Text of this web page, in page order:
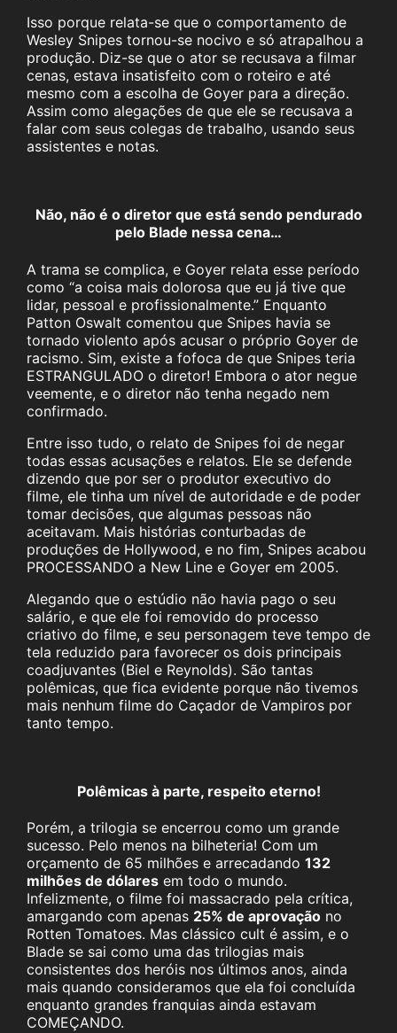
Isso porque relata-se que o comportamento de
Wesley Snipes tornou-se nocivo e só atrapalhou a
produção. Diz-se que o ator se recusava a filmar
cenas, estava insatisfeito com o roteiro e até
mesmo com a escolha de Goyer para a direção.
Assim como alegações de que ele se recusava a
falar com seus colegas de trabalho, usando seus
assistentes e notas.
Não, não é o diretor que está sendo pendurado
pelo Blade nessa cena…
A trama se complica, e Goyer relata esse período
como “a coisa mais dolorosa que eu já tive que
lidar, pessoal e profissionalmente.” Enquanto
Patton Oswalt comentou que Snipes havia se
tornado violento após acusar o próprio Goyer de
racismo. Sim, existe a fofoca de que Snipes teria
ESTRANGULADO o diretor! Embora o ator negue
veemente, e o diretor não tenha negado nem
confirmado.
Entre isso tudo, o relato de Snipes foi de negar
todas essas acusações e relatos. Ele se defende
dizendo que por ser o produtor executivo do
filme, ele tinha um nível de autoridade e de poder
tomar decisões, que algumas pessoas não
aceitavam. Mais histórias conturbadas de
produções de Hollywood, e no fim, Snipes acabou
PROCESSANDO a New Line e Goyer em 2005.
Alegando que o estúdio não havia pago o seu
salário, e que ele foi removido do processo
criativo do filme, e seu personagem teve tempo de
tela reduzido para favorecer os dois principais
coadjuvantes (Biel e Reynolds). São tantas
polêmicas, que fica evidente porque não tivemos
mais nenhum filme do Caçador de Vampiros por
tanto tempo.
Polêmicas à parte, respeito eterno!
Porém, a trilogia se encerrou como um grande
sucesso. Pelo menos na bilheteria! Com um
orçamento de 65 milhões e arrecadando 132
milhões de dólares em todo o mundo.
Infelizmente, o filme foi massacrado pela crítica,
amargando com apenas 25% de aprovação no
Rotten Tomatoes. Mas clássico cult é assim, e o
Blade se sai como uma das trilogias mais
consistentes dos heróis nos últimos anos, ainda
mais quando consideramos que ela foi concluída
enquanto grandes franquias ainda estavam
COMEÇANDO.